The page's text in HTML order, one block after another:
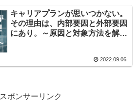
キャリアプランが思いつかない。
その理由は、内部要因と外部要因
にあり。～原因と対象方法を解説
2022.09.06
スポンサーリンク